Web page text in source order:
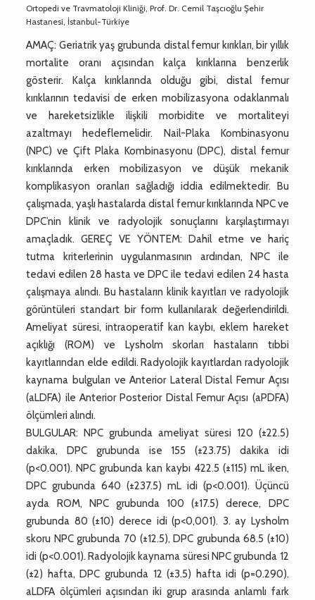
Ortopedi ve Travmatoloji Kliniği, Prof. Dr. Cemil Taşcıoğlu Şehir
Hastanesi, İstanbul-Türkiye
AMAÇ: Geriatrik yaş grubunda distal femur kırıkları, bir yıllık
mortalite oranı açısından kalça kırıklarına benzerlik
gösterir. Kalça kırıklarında olduğu gibi, distal femur
kırıklarının tedavisi de erken mobilizasyona odaklanmalı
ve hareketsizlikle ilişkili morbidite ve mortaliteyi
azaltmayı hedeflemelidir. Nail-Plaka Kombinasyonu
(NPC) ve Çift Plaka Kombinasyonu (DPC), distal femur
kırıklarında erken mobilizasyon ve düşük mekanik
komplikasyon oranları sağladığı iddia edilmektedir. Bu
çalışmada, yaşlı hastalarda distal femur kırıklarında NPC ve
DPC’nin klinik ve radyolojik sonuçlarını karşılaştırmayı
amaçladık. GEREÇ VE YÖNTEM: Dahil etme ve hariç
tutma kriterlerinin uygulanmasının ardından, NPC ile
tedavi edilen 28 hasta ve DPC ile tedavi edilen 24 hasta
çalışmaya alındı. Bu hastaların klinik kayıtları ve radyolojik
görüntüleri standart bir form kullanılarak değerlendirildi.
Ameliyat süresi, intraoperatif kan kaybı, eklem hareket
açıklığı (ROM) ve Lysholm skorları hastaların tıbbi
kayıtlarından elde edildi. Radyolojik kayıtlardan radyolojik
kaynama bulguları ve Anterior Lateral Distal Femur Açısı
(aLDFA) ile Anterior Posterior Distal Femur Açısı (aPDFA)
ölçümleri alındı.
BULGULAR: NPC grubunda ameliyat süresi 120 (±22.5)
dakika, DPC grubunda ise 155 (±23.75) dakika idi
(p<0.001). NPC grubunda kan kaybı 422.5 (±115) mL iken,
DPC grubunda 640 (±237.5) mL idi (p<0.001). Üçüncü
ayda ROM, NPC grubunda 100 (±17.5) derece, DPC
grubunda 80 (±10) derece idi (p<0,001). 3. ay Lysholm
skoru NPC grubunda 70 (±12.5), DPC grubunda 68.5 (±10)
idi (p<0.001). Radyolojik kaynama süresi NPC grubunda 12
(±2) hafta, DPC grubunda 12 (±3.5) hafta idi (p=0.290).
aLDFA ölçümleri açısından iki grup arasında anlamlı fark